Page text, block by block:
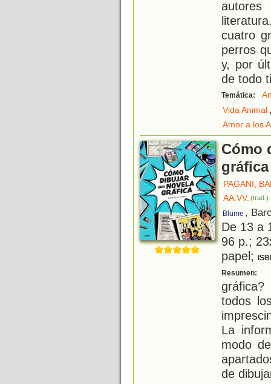
cuatro
perros
y, por
de todo
Temática:
Vida Animal
Amor a los
Cómo
gráfica
PAGANI,
AA.VV. (trad.)
Blume ,
De 13 a
96 p.;
papel;
Resumen:
todos
La
modo
de